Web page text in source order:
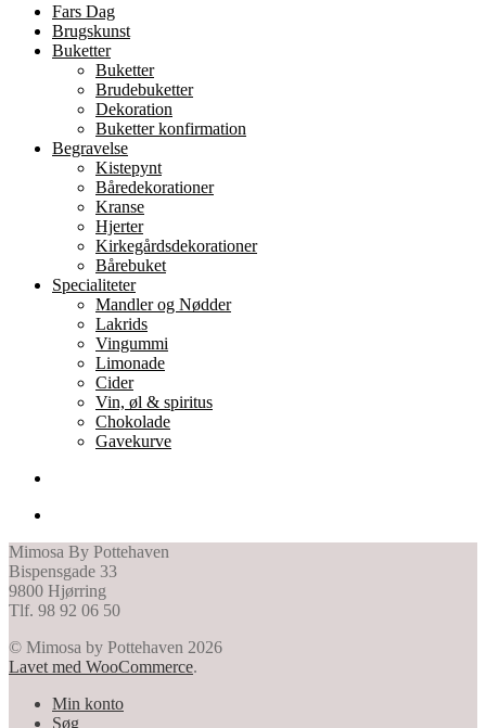
Fars Dag
Brugskunst
Buketter
Buketter
Brudebuketter
Dekoration
Buketter konfirmation
Begravelse
Kistepynt
Båredekorationer
Kranse
Hjerter
Kirkegårdsdekorationer
Bårebuket
Specialiteter
Mandler og Nødder
Lakrids
Vingummi
Limonade
Cider
Vin, øl & spiritus
Chokolade
Gavekurve
Mimosa By Pottehaven
Bispensgade 33
9800 Hjørring
Tlf. 98 92 06 50
© Mimosa by Pottehaven 2026
Lavet med WooCommerce.
Min konto
Søg